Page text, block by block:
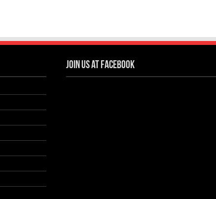
Join us at Facebook